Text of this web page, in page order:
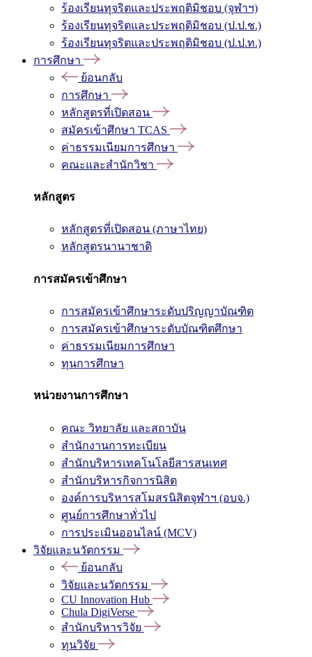
ร้องเรียนทุจริตและประพฤติมิชอบ (จุฬาฯ)
ร้องเรียนทุจริตและประพฤติมิชอบ (ป.ป.ช.)
ร้องเรียนทุจริตและประพฤติมิชอบ (ป.ป.ท.)
การศึกษา
ย้อนกลับ
การศึกษา
หลักสูตรที่เปิดสอน
สมัครเข้าศึกษา TCAS
ค่าธรรมเนียมการศึกษา
คณะและสำนักวิชา
หลักสูตร
หลักสูตรที่เปิดสอน (ภาษาไทย)
หลักสูตรนานาชาติ
การสมัครเข้าศึกษา
การสมัครเข้าศึกษาระดับปริญญาบัณฑิต
การสมัครเข้าศึกษาระดับบัณฑิตศึกษา
ค่าธรรมเนียมการศึกษา
ทุนการศึกษา
หน่วยงานการศึกษา
คณะ วิทยาลัย และสถาบัน
สำนักงานการทะเบียน
สำนักบริหารเทคโนโลยีสารสนเทศ
สำนักบริหารกิจการนิสิต
องค์การบริหารสโมสรนิสิตจุฬาฯ (อบจ.)
ศูนย์การศึกษาทั่วไป
การประเมินออนไลน์ (MCV)
วิจัยและนวัตกรรม
ย้อนกลับ
วิจัยและนวัตกรรม
CU Innovation Hub
Chula DigiVerse
สำนักบริหารวิจัย
ทุนวิจัย